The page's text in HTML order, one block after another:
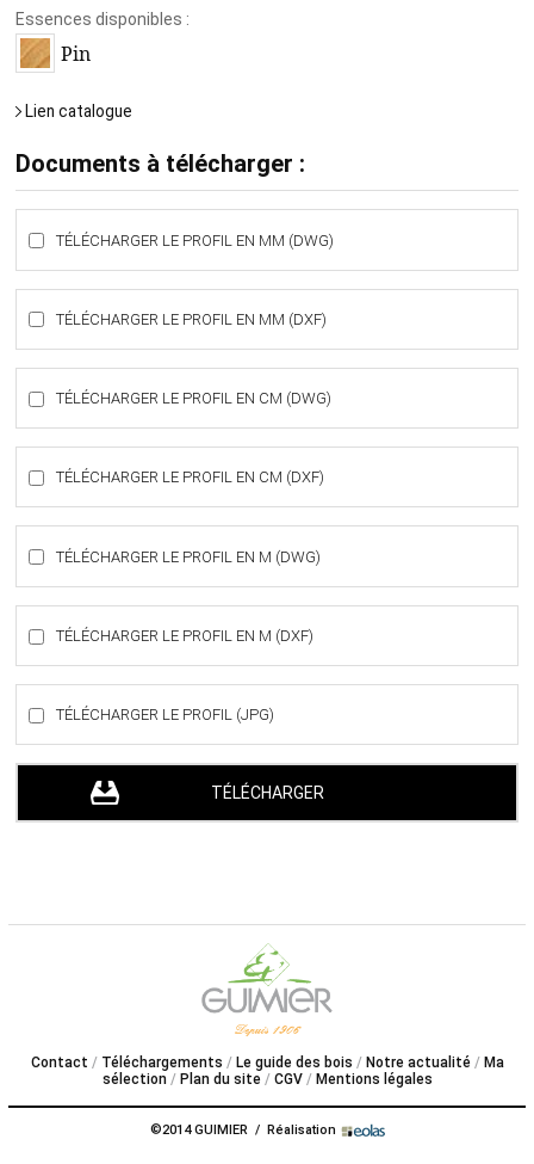
Essences disponibles :
Pin
Lien catalogue
Documents à télécharger :
TÉLÉCHARGER LE PROFIL EN MM (DWG)
TÉLÉCHARGER LE PROFIL EN MM (DXF)
TÉLÉCHARGER LE PROFIL EN CM (DWG)
TÉLÉCHARGER LE PROFIL EN CM (DXF)
TÉLÉCHARGER LE PROFIL EN M (DWG)
TÉLÉCHARGER LE PROFIL EN M (DXF)
TÉLÉCHARGER LE PROFIL (JPG)
Contact Téléchargements Le guide des bois Notre actualité
Ma
sélection
Plan du site CGV Mentions légales
©2014 GUIMIER / Réalisation